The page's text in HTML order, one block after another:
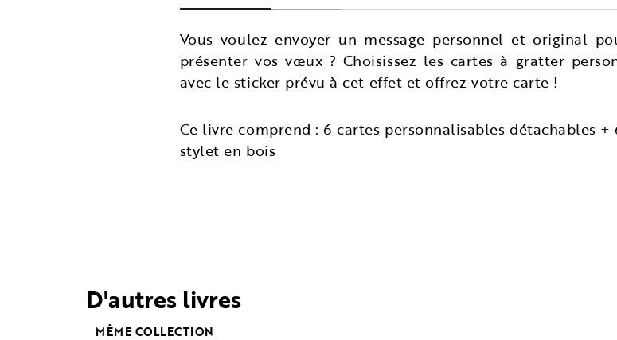
Vous voulez envoyer un message personnel et original
présenter vos vœux ? Choisissez les cartes à gratter
avec le sticker prévu à cet effet et offrez votre carte !
Ce livre comprend : 6 cartes personnalisables détachables
stylet en bois
D'autres livres
MÊME COLLECTION